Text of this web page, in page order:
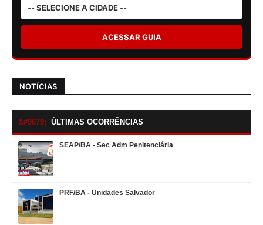
ACESSAR GUIA
NOTÍCIAS
ÚLTIMAS OCORRÊNCIAS
SEAP/BA - Sec Adm Penitenciária
PRF/BA - Unidades Salvador